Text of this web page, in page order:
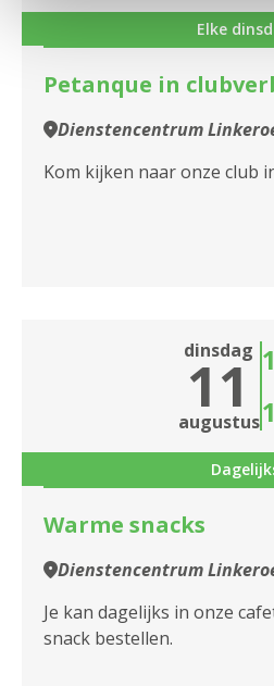
Elke
Petanque in
Dienstencentrum
Kom kijken naar onze club
dinsdag
11
augustus
Warme snacks
Dienstencentrum
Je kan dagelijks in onze
snack bestellen.